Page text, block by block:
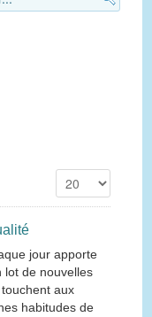
jour apporte
lot de nouvelles
aux
habitudes de